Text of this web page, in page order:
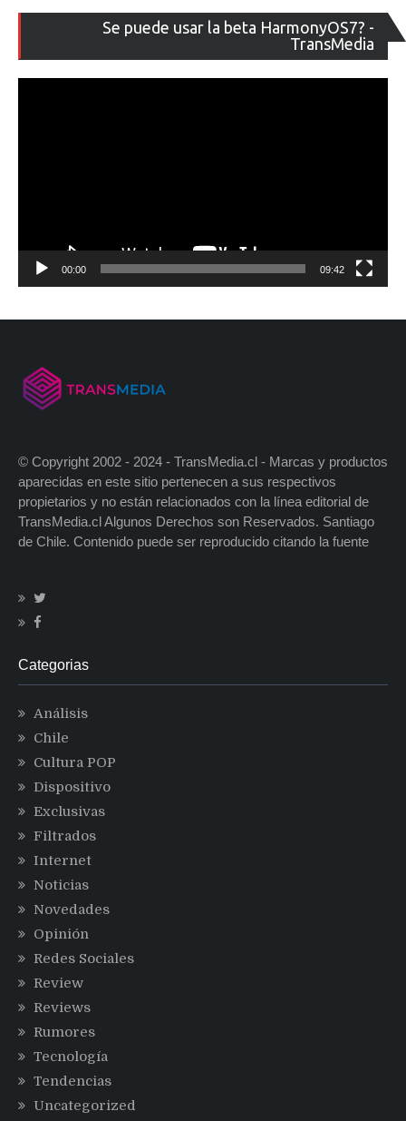
Se puede usar la beta HarmonyOS7? -
TransMedia
de
00:00 09:42
© Copyright 2002 - 2024 - TransMedia.cl - Marcas y productos
aparecidas en este sitio pertenecen a sus respectivos
propietarios y no están relacionados con la línea editorial de
TransMedia.cl Algunos Derechos son Reservados. Santiago
de Chile. Contenido puede ser reproducido citando la fuente
Categorias
Análisis
Chile
Cultura POP
Dispositivo
Exclusivas
Filtrados
Internet
Noticias
Novedades
Opinión
Redes Sociales
Review
Reviews
Rumores
Tecnología
Tendencias
Uncategorized